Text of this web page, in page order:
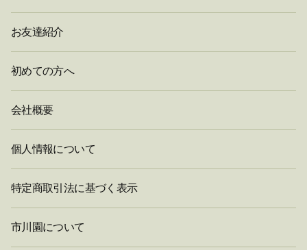
お友達紹介
初めての方へ
会社概要
個人情報について
特定商取引法に基づく表示
市川園について